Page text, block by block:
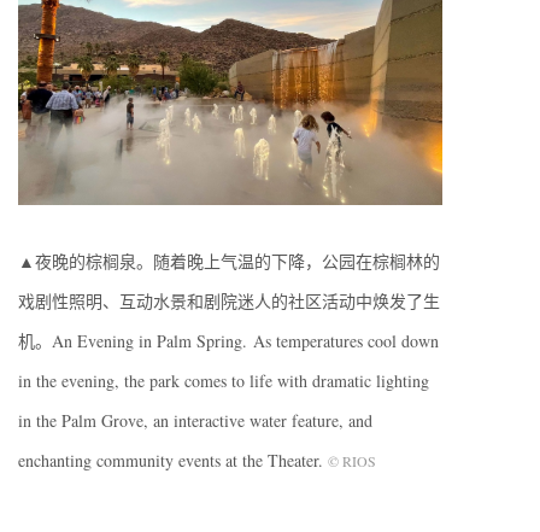
▲夜晚的棕榈泉。随着晚上气温的下降，公园在棕榈林的
戏剧性照明、互动水景和剧院迷人的社区活动中焕发了生
机。An Evening in Palm Spring. As temperatures cool down
in the evening, the park comes to life with dramatic lighting
in the Palm Grove, an interactive water feature, and
enchanting community events at the Theater. © RIOS